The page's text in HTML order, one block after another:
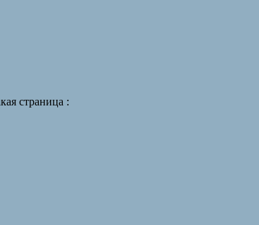
страница :